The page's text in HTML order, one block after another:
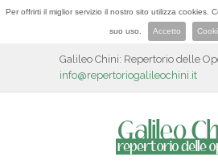
Per offrirti il miglior servizio il nostro sito utilizza cookies.
suo uso. Accetto
Galileo Chini: Repertorio delle
info@repertoriogalileochini.it